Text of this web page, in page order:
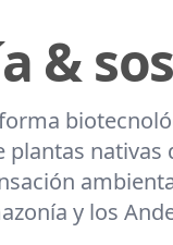
&
nativas
y los